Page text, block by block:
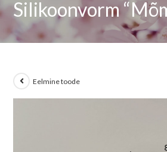
Silikoonvorm
Eelmine toode